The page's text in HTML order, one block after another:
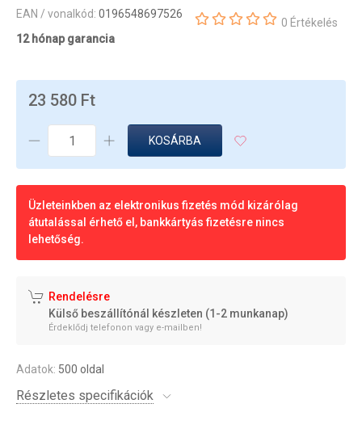
EAN / vonalkód: 0196548697526
12 hónap garancia
0 Értékelés
23 580 Ft
KOSÁRBA
Üzleteinkben az elektronikus fizetés mód kizárólag
átutalással érhető el, bankkártyás fizetésre nincs
lehetőség.
Rendelésre
Külső beszállítónál készleten (1-2 munkanap)
Érdeklődj telefonon vagy e-mailben!
Adatok: 500 oldal
Részletes specifikációk